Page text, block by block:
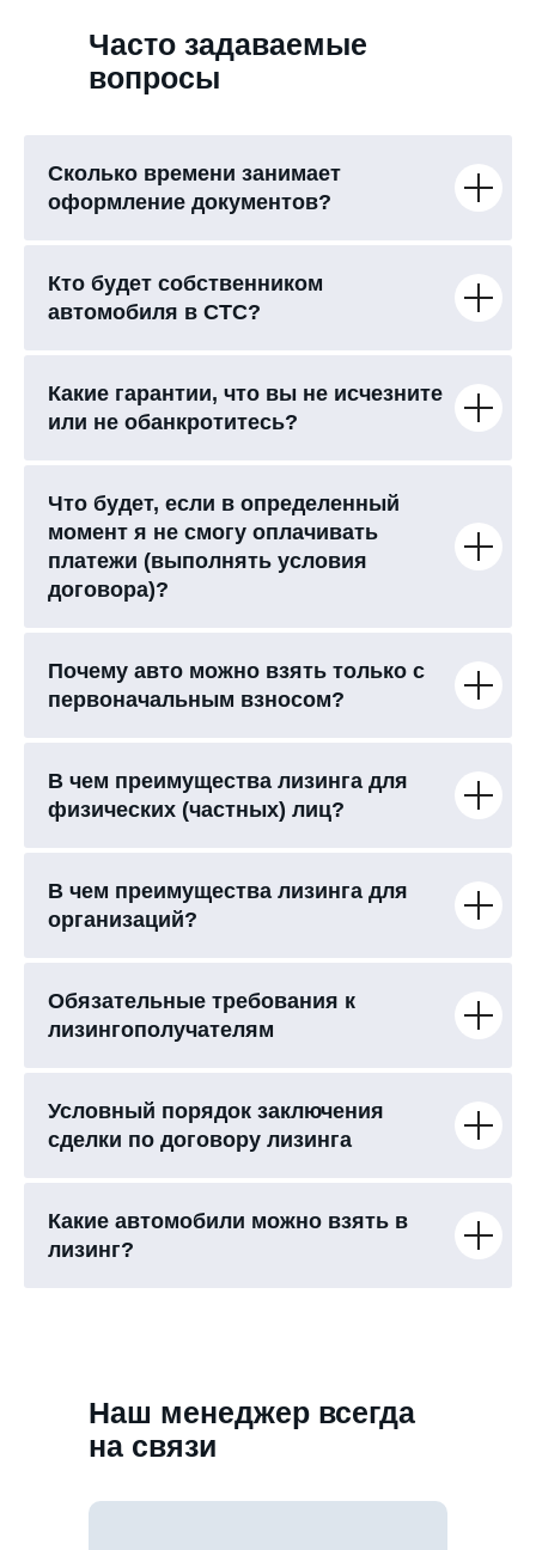
Часто задаваемые
вопросы
Сколько времени занимает
оформление документов?
Кто будет собственником
автомобиля в СТС?
Какие гарантии, что вы не исчезните
или не обанкротитесь?
Что будет, если в определенный
момент я не смогу оплачивать
платежи (выполнять условия
договора)?
Почему авто можно взять только с
первоначальным взносом?
В чем преимущества лизинга для
физических (частных) лиц?
В чем преимущества лизинга для
организаций?
Обязательные требования к
лизингополучателям
Условный порядок заключения
сделки по договору лизинга
Какие автомобили можно взять в
лизинг?
Наш менеджер всегда
на связи